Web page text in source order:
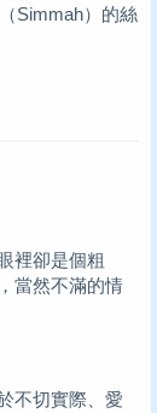
Simmah）的絲
裡卻是個粗
當然不滿的情
不切實際、愛